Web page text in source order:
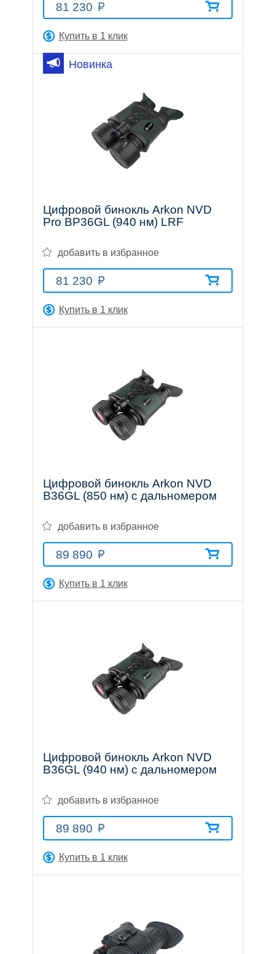
81 230
Купить в 1 клик
Новинка
Цифровой бинокль Arkon NVD
Pro BP36GL (940 нм) LRF
добавить в избранное
81 230
Купить в 1 клик
Цифровой бинокль Arkon NVD
B36GL (850 нм) с дальномером
добавить в избранное
89 890
Купить в 1 клик
Цифровой бинокль Arkon NVD
B36GL (940 нм) с дальномером
добавить в избранное
89 890
Купить в 1 клик